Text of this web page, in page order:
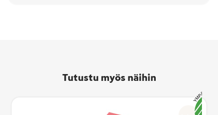
Tutustu myös näihin